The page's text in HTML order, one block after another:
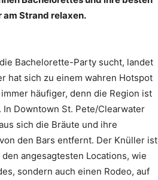
am Strand relaxen.
Bachelorette-Party sucht, landet
hat sich zu einem wahren Hotspot
häufiger, denn die Region ist
Downtown St. Pete/Clearwater
sich die Bräute und ihre
den Bars entfernt. Der Knüller ist
angesagtesten Locations, wie
sondern auch einen Rodeo, auf